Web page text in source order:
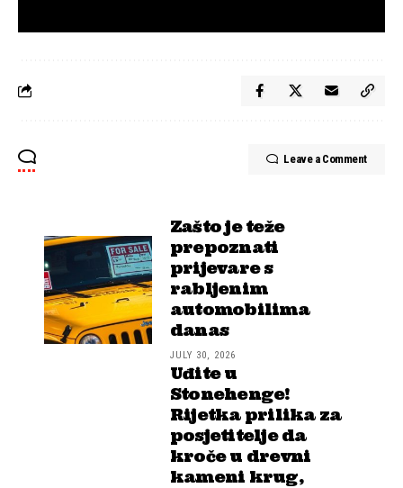
Leave a Comment
Zašto je teže
prepoznati
prijevare s
rabljenim
automobilima
danas
JULY 30, 2026
Uđite u
Stonehenge!
Rijetka prilika za
posjetitelje da
kroče u drevni
kameni krug,